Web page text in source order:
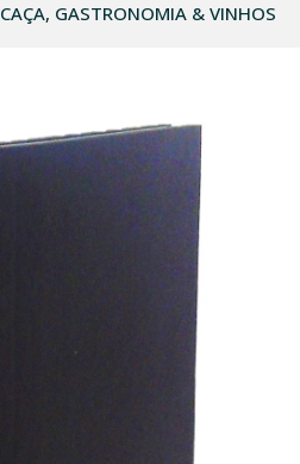
CAÇA, GASTRONOMIA & VINHOS